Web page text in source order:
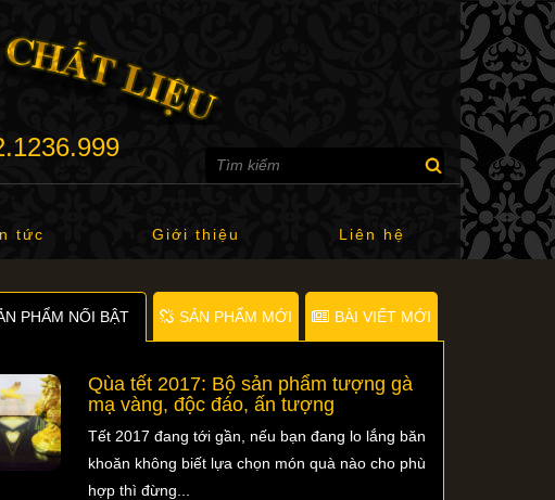
tức Giới thiệu Liên hệ
PHẨM NỐI BẬT SẢN PHẨM MỚI BÀI VIẾT MỚI
Qùa tết 2017: Bộ sản phẩm tượng gà
mạ vàng, độc đáo, ấn tượng
Tết 2017 đang tới gần, nếu bạn đang lo lắng băn
khoăn không biết lựa chọn món quà nào cho phù
hợp thì đừng...